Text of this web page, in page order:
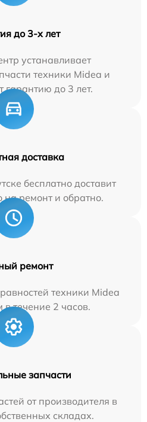
до 3-х лет
устанавливает
техники Midea и
гарантию до 3 лет.
доставка
бесплатно доставит
на ремонт и обратно.
ремонт
техники Midea
течение 2 часов.
запчасти
от производителя в
складах.